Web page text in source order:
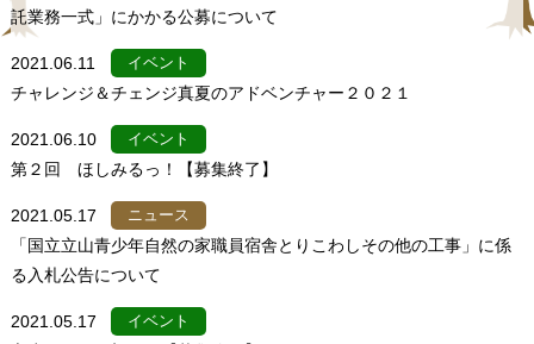
託業務一式」にかかる公募について
2021.06.11 イベント
チャレンジ＆チェンジ真夏のアドベンチャー２０２１
2021.06.10 イベント
第２回 ほしみるっ！【募集終了】
2021.05.17 ニュース
「国立立山青少年自然の家職員宿舎とりこわしその他の工事」に係
る入札公告について
2021.05.17 イベント